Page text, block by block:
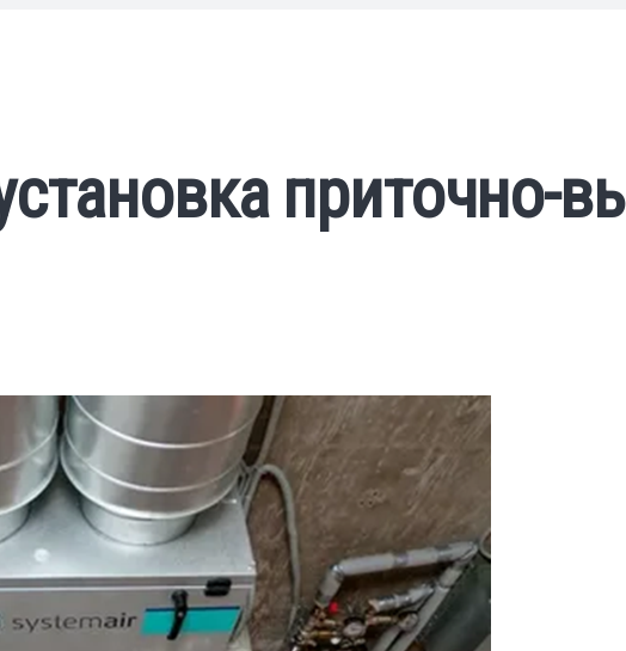
приточно-